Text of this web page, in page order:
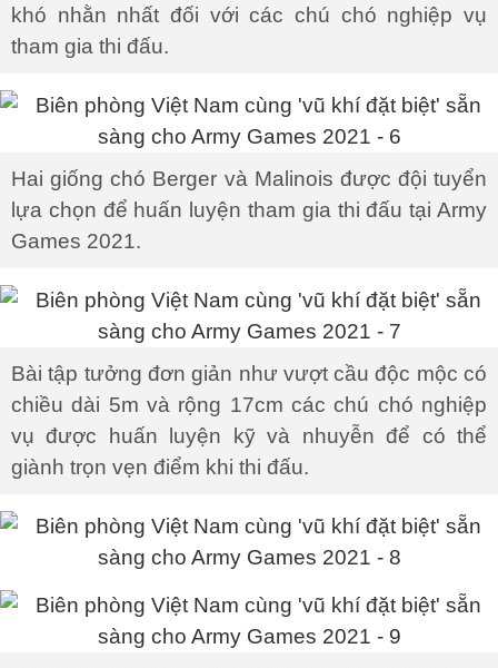
khó nhằn nhất đối với các chú chó nghiệp vụ
tham gia thi đấu.
Hai giống chó Berger và Malinois được đội tuyển
lựa chọn để huấn luyện tham gia thi đấu tại Army
Games 2021.
Bài tập tưởng đơn giản như vượt cầu độc mộc có
chiều dài 5m và rộng 17cm các chú chó nghiệp
vụ được huấn luyện kỹ và nhuyễn để có thể
giành trọn vẹn điểm khi thi đấu.